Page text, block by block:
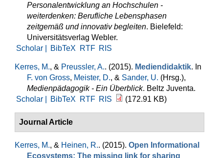
Personalentwicklung an Hochschulen -
weiterdenken: Berufliche Lebensphasen
zeitgemäß und innovativ begleiten. Bielefeld:
Universitätsverlag Webler.
Scholar |
BibTeX RTF RIS
Kerres, M., & Preussler, A.. (2015). Mediendidaktik. In
F. von Gross, Meister, D., & Sander, U. (Hrsg.),
Medienpädagogik - Ein Überblick. Beltz Juventa.
Scholar |
BibTeX RTF RIS (172.91 KB)
Journal Article
Kerres, M., & Heinen, R.. (2015). Open Informational
Ecosystems: The missing link for sharing